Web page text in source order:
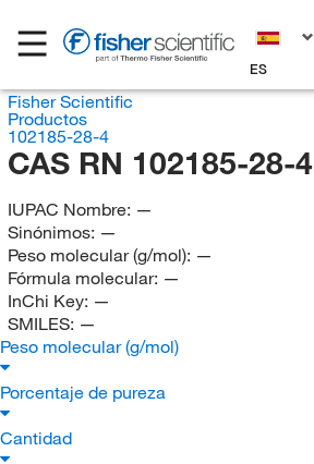
ES
Fisher Scientific
Productos
102185-28-4
CAS RN 102185-28-4
IUPAC Nombre: —
Sinónimos: —
Peso molecular (g/mol): —
Fórmula molecular: —
InChi Key: —
SMILES: —
Peso molecular (g/mol)
Porcentaje de pureza
Cantidad